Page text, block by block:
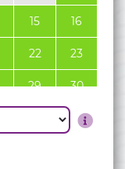
15 16
22 23
29 30